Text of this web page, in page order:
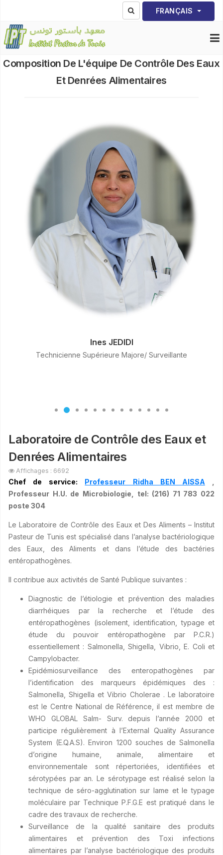
Sélectionnez votre
FRANÇAIS
Composition De L'équipe De Contrôle Des Eaux
Et Denrées Alimentaires
Ines JEDIDI
Technicienne Supérieure Majore/ Surveillante
Laboratoire de Contrôle des Eaux et
Denrées Alimentaires
Affichages : 6692
Chef de service: Professeur Ridha BEN AISSA
Professeur H.U. de Microbiologie, tel: (216) 71 783 022
poste 304
Le Laboratoire de Contrôle des Eaux et Des Aliments – Institut
Pasteur de Tunis est spécialisé dans l’analyse bactériologique
des Eaux, des Aliments et dans l’étude des bactéries
entéropathogènes.
Il contribue aux activités de Santé Publique suivantes :
Diagnostic de l’étiologie et prévention des maladies
diarrhéiques par la recherche et l’étude des
entéropathogènes (isolement, identification, typage et
étude du pouvoir entéropathogène par P.C.R.)
essentiellement : Salmonella, Shigella, Vibrio, E. Coli et
Campylobacter.
Epidémiosurveillance des enteropathogènes par
l’identification des marqueurs épidémiques des :
Salmonella, Shigella et Vibrio Cholerae . Le laboratoire
est le Centre National de Référence, il est membre de
WHO GLOBAL Salm- Surv. depuis l’année 2000 et
participe régulièrement à l’External Quality Assurance
System (E.Q.A.S). Environ 1200 souches de Salmonella
d’origine humaine, animale, alimentaire et
environnementale sont répertoriées, identifiées et
sérotypées par an. Le sérotypage est réalisé selon la
technique de séro-agglutination sur lame et le typage
moléculaire par Technique P.F.G.E est pratiqué dans le
cadre des travaux de recherche.
Surveillance de la qualité sanitaire des produits
alimentaires et prévention des Toxi infections
alimentaires par l’analyse bactériologique des produits